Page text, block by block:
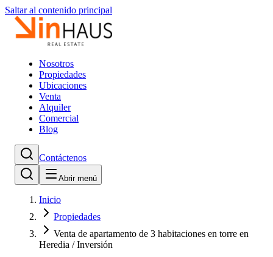
Saltar al contenido principal
Nosotros
Propiedades
Ubicaciones
Venta
Alquiler
Comercial
Blog
Contáctenos
Abrir menú
Inicio
Propiedades
Venta de apartamento de 3 habitaciones en torre en
Heredia / Inversión